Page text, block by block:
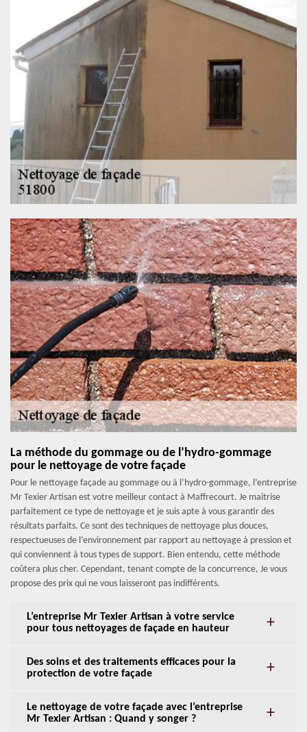
La méthode du gommage ou de l’hydro-gommage
pour le nettoyage de votre façade
Pour le nettoyage façade au gommage ou à l’hydro-gommage, l’entreprise
Mr Texier Artisan est votre meilleur contact à Maffrecourt. Je maitrise
parfaitement ce type de nettoyage et je suis apte à vous garantir des
résultats parfaits. Ce sont des techniques de nettoyage plus douces,
respectueuses de l’environnement par rapport au nettoyage à pression et
qui conviennent à tous types de support. Bien entendu, cette méthode
coûtera plus cher. Cependant, tenant compte de la concurrence, Je vous
propose des prix qui ne vous laisseront pas indifférents.
L’entreprise Mr Texier Artisan à votre service
pour tous nettoyages de façade en hauteur
Des soins et des traitements efficaces pour la
protection de votre façade
Le nettoyage de votre façade avec l’entreprise
Mr Texier Artisan : Quand y songer ?